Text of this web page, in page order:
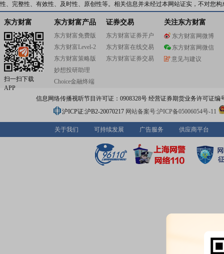
性、完整性、有效性、及时性、原创性等。相关信息并未经过本网站证实，不对您
东方财富
扫一扫下载
APP
东方财富产品
东方财富免费版
东方财富Level-2
东方财富策略版
妙想投研助理
Choice金融终端
证券交易
东方财富证券开户
东方财富在线交易
东方财富证券交易
关注东方财富
东方财富网微博
东方财富网微信
意见与建议
信息网络传播视听节目许可证：0908328号 经营证券期货业务许可证编
沪ICP证:沪B2-20070217 网站备案号:沪ICP备05006054号-11
关于我们 可持续发展 广告服务 供应商平台